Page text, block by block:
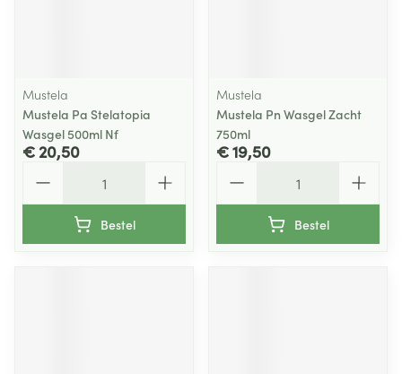
Mustela
Mustela Pa Stelatopia
Wasgel 500ml Nf
€ 20,50
Bestel
Mustela
Mustela Pn Wasgel Zacht
750ml
€ 19,50
Bestel